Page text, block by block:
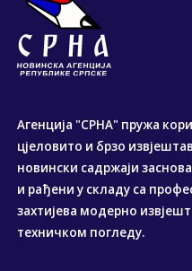
Агенција "СРНА" пружа
цјеловито и брзо
новински садржаји
и рађени у складу са
захтијева модерно
техничком погледу.